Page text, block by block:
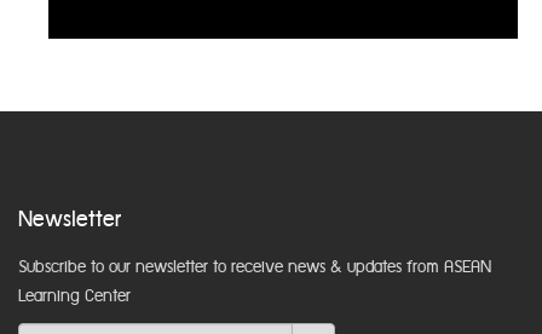
Newsletter
Subscribe to our newsletter to receive news & updates from ASEAN
Learning Center